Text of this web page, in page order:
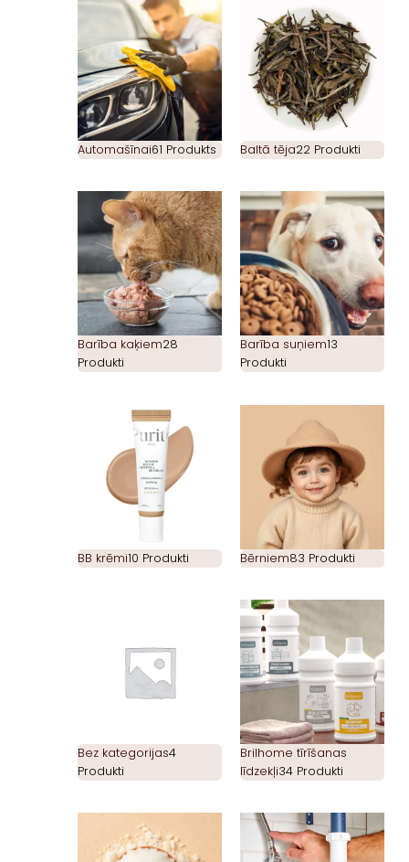
Automašīnai61 Produkts Baltā tēja22 Produkti
Barība kaķiem28
Produkti
Barība suņiem13
Produkti
BB krēmi10 Produkti Bērniem83 Produkti
Bez kategorijas4
Produkti
Brilhome tīrīšanas
līdzekļi34 Produkti